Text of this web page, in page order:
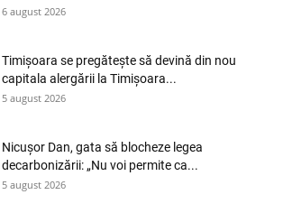
6 august 2026
Timișoara se pregătește să devină din nou
capitala alergării la Timișoara...
5 august 2026
Nicușor Dan, gata să blocheze legea
decarbonizării: „Nu voi permite ca...
5 august 2026